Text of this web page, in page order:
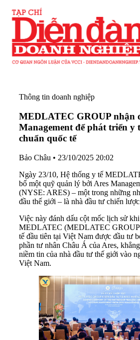
Thông tin doanh nghiệp
MEDLATEC GROUP nhận
Management để phát triển y
chuẩn quốc tế
Bảo Châu • 23/10/2025 20:02
Ngày 23/10, Hệ thống y tế
bố một quỹ quản lý bởi Ares
(NYSE: ARES) – một trong những
đầu thế giới – là nhà đầu tư chiến
Việc này đánh dấu cột mốc lịch sử
MEDLATEC (MEDLATEC
tế đầu tiên tại Việt Nam được đầu tư
phần tư nhân Châu Á của Ares,
niềm tin của nhà đầu tư thế giới vào
Việt Nam.